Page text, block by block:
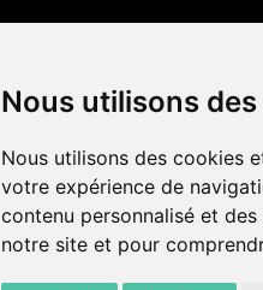
Nous utilisons
Nous utilisons des cookies
votre expérience de
contenu personnalisé et
notre site et pour